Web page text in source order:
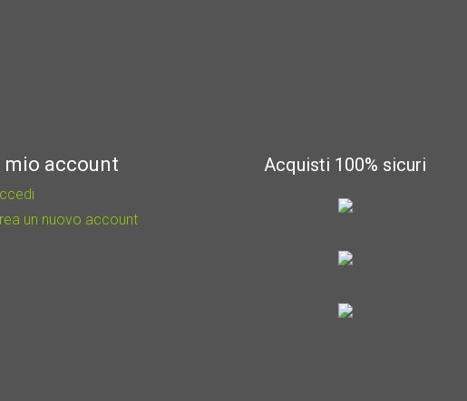
mio account
un nuovo account
Acquisti 100% sicuri